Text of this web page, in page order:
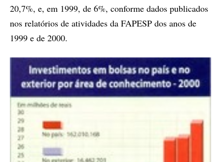
20,7%, e, em 1999, de 6%, conforme dados publicados
nos relatórios de atividades da FAPESP dos anos de
1999 e de 2000.